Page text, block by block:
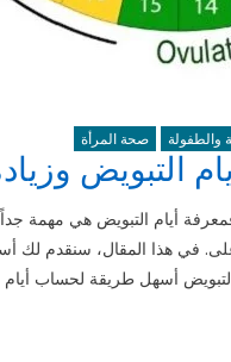
والطفولة صحة المرأة
التبويض
أيام التبويض هي مهمة جداً.
في هذا المقال، سنقدم لك
أسهل طريقة لحساب